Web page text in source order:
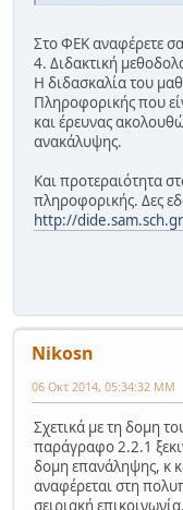
Στο ΦΕΚ αναφέρετε
4. Διδακτική
Η διδασκαλία του
Πληροφορικής που
και έρευνας
ανακάλυψης.
Και προτεραιότητα
πληροφορικής. Δες
http://
Nikosn
06 Οκτ 2014, 05:34:32 ΜΜ
Σχετικά με τη δομη
παράγραφο 2.2.1
δομη επανάληψης, κ
αναφέρεται στη
σειριακή